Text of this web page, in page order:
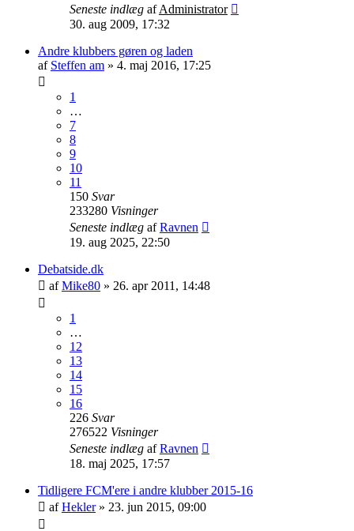
Seneste indlæg afAdministrator
30. aug 2009, 17:32
Andre klubbers gøren og laden
af Steffen am » 4. maj 2016, 17:25
1
…
7
8
9
10
11
150 Svar
233280 Visninger
Seneste indlæg afRavnen
19. aug 2025, 22:50
Debatside.dk
afMike80 » 26. apr 2011, 14:48
1
…
12
13
14
15
16
226 Svar
276522 Visninger
Seneste indlæg afRavnen
18. maj 2025, 17:57
Tidligere FCM'ere i andre klubber 2015-16
afHekler» 23. jun 2015, 09:00